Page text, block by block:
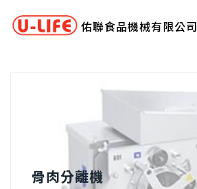
佑聯食品機械有限公司
骨肉分離機